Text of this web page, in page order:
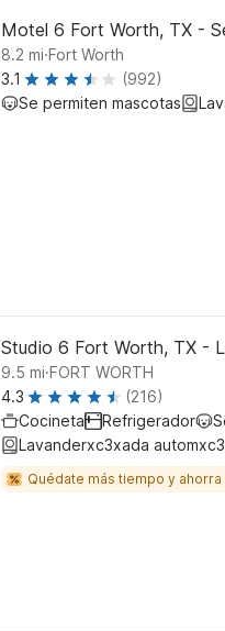
Motel 6 Fort Worth, TX -
8.2 mi.Fort Worth
3.1
(992)
Se permiten mascotas
Studio 6 Fort Worth, TX -
9.5 mi.FORT WORTH
4.3
(216)
Cocineta
Refrigerador
Lavanderxc3xada
Quédate más tiempo y